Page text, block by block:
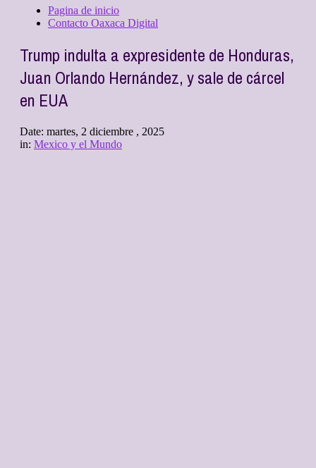
Pagina de inicio
Contacto Oaxaca Digital
Trump indulta a expresidente de Honduras,
Juan Orlando Hernández, y sale de cárcel
en EUA
Date: martes, 2 diciembre , 2025
in: Mexico y el Mundo